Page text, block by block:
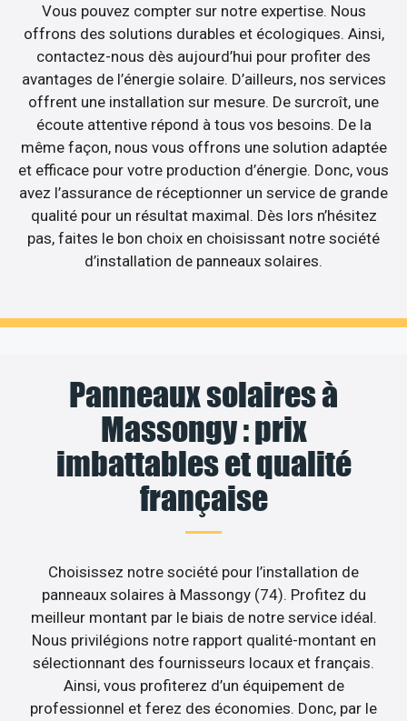
Vous pouvez compter sur notre expertise. Nous
offrons des solutions durables et écologiques. Ainsi,
contactez-nous dès aujourd’hui pour profiter des
avantages de l’énergie solaire. D’ailleurs, nos services
offrent une installation sur mesure. De surcroît, une
écoute attentive répond à tous vos besoins. De la
même façon, nous vous offrons une solution adaptée
et efficace pour votre production d’énergie. Donc, vous
avez l’assurance de réceptionner un service de grande
qualité pour un résultat maximal. Dès lors n’hésitez
pas, faites le bon choix en choisissant notre société
d’installation de panneaux solaires.
Panneaux solaires à
Massongy : prix
imbattables et qualité
française
Choisissez notre société pour l’installation de
panneaux solaires à Massongy (74). Profitez du
meilleur montant par le biais de notre service idéal.
Nous privilégions notre rapport qualité-montant en
sélectionnant des fournisseurs locaux et français.
Ainsi, vous profiterez d’un équipement de
professionnel et ferez des économies. Donc, par le